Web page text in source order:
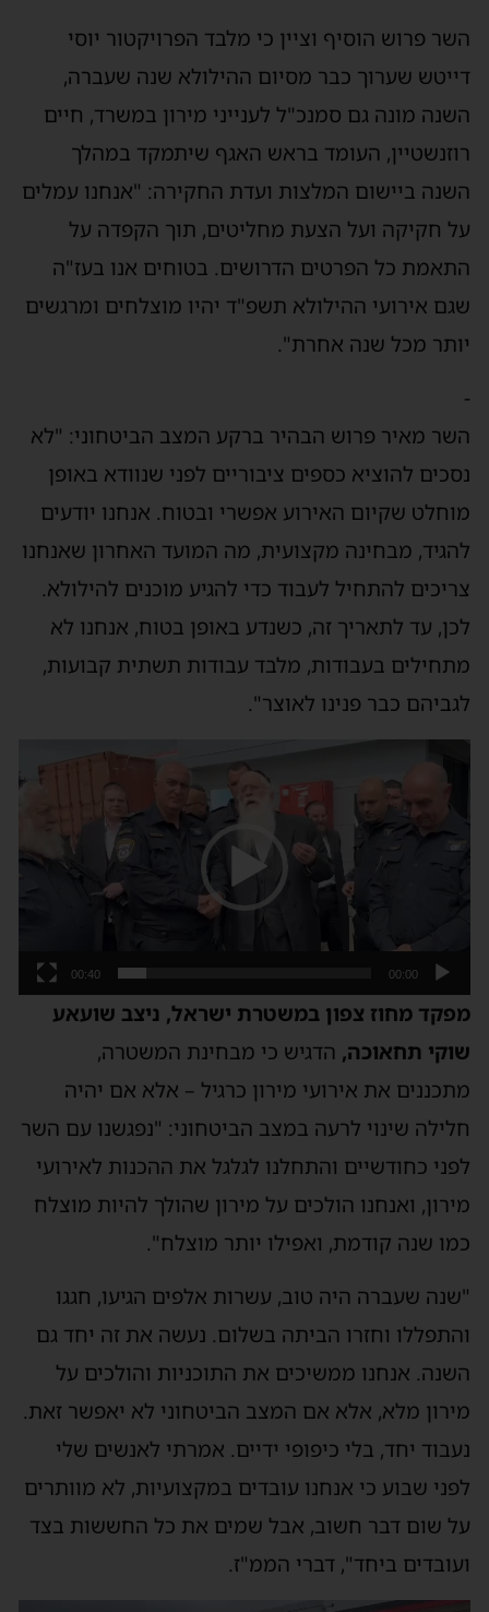
השר פרוש הוסיף וציין כי מלבד הפרויקטור יוסי
דייטש שערוך כבר מסיום ההילולא שנה שעברה,
השנה מונה גם סמנכ"ל לענייני מירון במשרד, חיים
רוזנשטיין, העומד בראש האגף שיתמקד במהלך
השנה ביישום המלצות ועדת החקירה: "אנחנו עמלים
על חקיקה ועל הצעת מחליטים, תוך הקפדה על
התאמת כל הפרטים הדרושים. בטוחים אנו בעז"ה
שגם אירועי ההילולא תשפ"ד יהיו מוצלחים ומרגשים
יותר מכל שנה אחרת".
-
השר מאיר פרוש הבהיר ברקע המצב הביטחוני: "לא
נסכים להוציא כספים ציבוריים לפני שנוודא באופן
מוחלט שקיום האירוע אפשרי ובטוח. אנחנו יודעים
להגיד, מבחינה מקצועית, מה המועד האחרון שאנחנו
צריכים להתחיל לעבוד כדי להגיע מוכנים להילולא.
לכן, עד לתאריך זה, כשנדע באופן בטוח, אנחנו לא
מתחילים בעבודות, מלבד עבודות תשתית קבועות,
לגביהם כבר פנינו לאוצר".
וידאו
00:00
00:40
מפקד מחוז צפון במשטרת ישראל, ניצב שועאע
שוקי תחאוכה, הדגיש כי מבחינת המשטרה,
מתכננים את אירועי מירון כרגיל – אלא אם יהיה
חלילה שינוי לרעה במצב הביטחוני: "נפגשנו עם השר
לפני כחודשיים והתחלנו לגלגל את ההכנות לאירועי
מירון, ואנחנו הולכים על מירון שהולך להיות מוצלח
כמו שנה קודמת, ואפילו יותר מוצלח".
"שנה שעברה היה טוב, עשרות אלפים הגיעו, חגגו
והתפללו וחזרו הביתה בשלום. נעשה את זה יחד גם
השנה. אנחנו ממשיכים את התוכניות והולכים על
מירון מלא, אלא אם המצב הביטחוני לא יאפשר זאת.
נעבוד יחד, בלי כיפופי ידיים. אמרתי לאנשים שלי
לפני שבוע כי אנחנו עובדים במקצועיות, לא מוותרים
על שום דבר חשוב, אבל שמים את כל החששות בצד
ועובדים ביחד", דברי הממ"ז.